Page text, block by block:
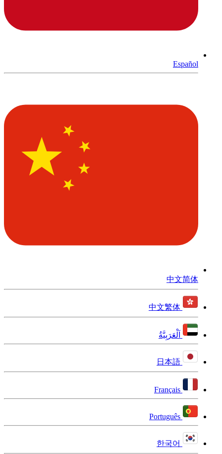
Español
中文简体
中文繁体
اَلْعَرَبِيَّةُ
日本語
Français
Português
한국어